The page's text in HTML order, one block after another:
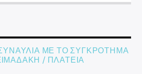
ΜΕ ΤΟ ΣΥΓΚΡΟΤΗΜΑ
/ ΠΛΑΤΕΙΑ